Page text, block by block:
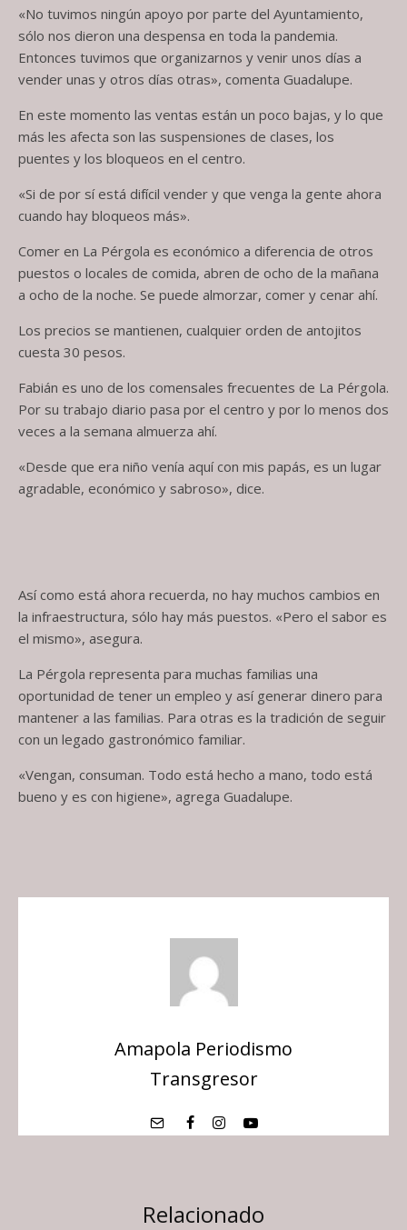
«No tuvimos ningún apoyo por parte del Ayuntamiento,
sólo nos dieron una despensa en toda la pandemia.
Entonces tuvimos que organizarnos y venir unos días a
vender unas y otros días otras», comenta Guadalupe.
En este momento las ventas están un poco bajas, y lo que
más les afecta son las suspensiones de clases, los
puentes y los bloqueos en el centro.
«Si de por sí está difícil vender y que venga la gente ahora
cuando hay bloqueos más».
Comer en La Pérgola es económico a diferencia de otros
puestos o locales de comida, abren de ocho de la mañana
a ocho de la noche. Se puede almorzar, comer y cenar ahí.
Los precios se mantienen, cualquier orden de antojitos
cuesta 30 pesos.
Fabián es uno de los comensales frecuentes de La Pérgola.
Por su trabajo diario pasa por el centro y por lo menos dos
veces a la semana almuerza ahí.
«Desde que era niño venía aquí con mis papás, es un lugar
agradable, económico y sabroso», dice.
Así como está ahora recuerda, no hay muchos cambios en
la infraestructura, sólo hay más puestos. «Pero el sabor es
el mismo», asegura.
La Pérgola representa para muchas familias una
oportunidad de tener un empleo y así generar dinero para
mantener a las familias. Para otras es la tradición de seguir
con un legado gastronómico familiar.
«Vengan, consuman. Todo está hecho a mano, todo está
bueno y es con higiene», agrega Guadalupe.
Amapola Periodismo
Transgresor
Relacionado